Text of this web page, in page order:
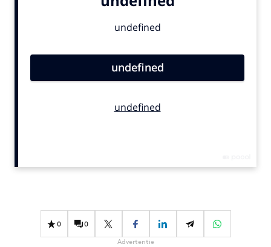
Gedragsverandering
Influencer marketing
0 0
Advertentie